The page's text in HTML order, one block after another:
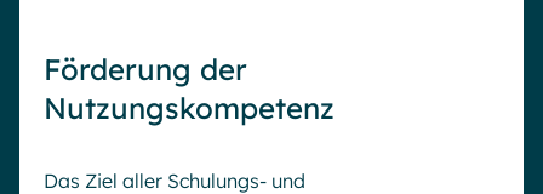
Förderung der
Nutzungskompetenz
Das Ziel aller Schulungs- und